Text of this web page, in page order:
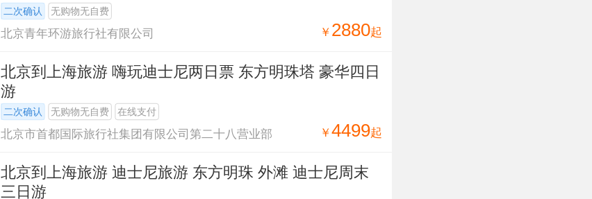
二次确认 无购物无自费
￥ 2880起
北京青年环游旅行社有限公司
北京到上海旅游 嗨玩迪士尼两日票 东方明珠塔 豪华四日
游
二次确认 无购物无自费 在线支付
￥ 4499起
北京市首都国际旅行社集团有限公司第二十八营业部
北京到上海旅游 迪士尼旅游 东方明珠 外滩 迪士尼周末
三日游